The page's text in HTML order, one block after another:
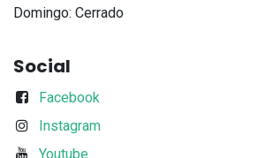
Domingo: Cerrado
Social
Facebook
Instagram
Youtube